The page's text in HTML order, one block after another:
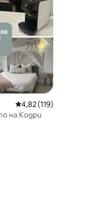
Средна оценка: 4,82
4,82 (119)
на Кодри